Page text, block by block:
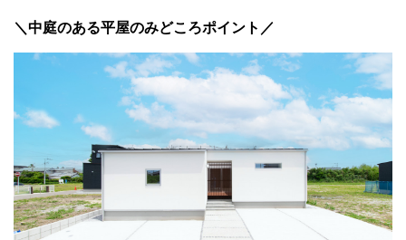
＼中庭のある平屋のみどころポイント／